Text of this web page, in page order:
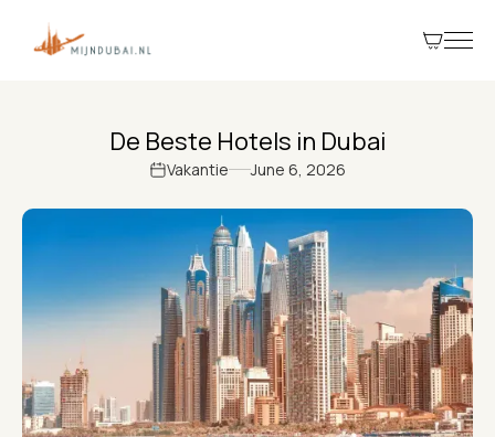
De Beste Hotels in Dubai
Vakantie June 6, 2026